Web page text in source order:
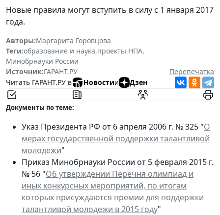
Новые правила могут вступить в силу с 1 января 2017
года.
Авторы:Маргарита Горовцова
Теги:образование и наука,проекты НПА,
Минобрнауки России
Источник:ГАРАНТ.РУ
Перепечатка
Читать ГАРАНТ.РУ в
Новостии Дзен
Документы по теме:
Указ Президента РФ от 6 апреля 2006 г. № 325 "О
мерах государственной поддержки талантливой
молодежи"
Приказ Минобрнауки России от 5 февраля 2015 г.
№ 56 "Об утверждении Перечня олимпиад и
иных конкурсных мероприятий, по итогам
которых присуждаются премии для поддержки
талантливой молодежи в 2015 году"